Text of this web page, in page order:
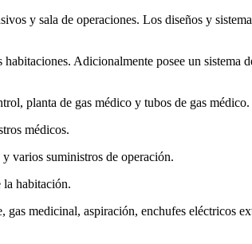
y sala de operaciones. Los diseños y
Adicionalmente posee un sistema
planta de gas médico y tubos de gas médico.
médicos.
varios suministros de operación.
la habitación.
medicinal, aspiración, enchufes eléctricos